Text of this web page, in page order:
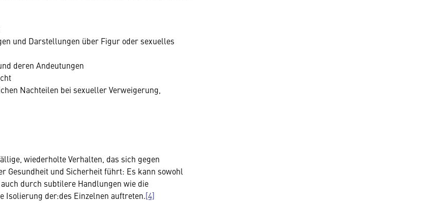
und Darstellungen über Figur oder sexuelles
deren Andeutungen
Nachteilen bei sexueller Verweigerung,
wiederholte Verhalten, das sich gegen
Gesundheit und Sicherheit führt: Es kann sowohl
durch subtilere Handlungen wie die
Isolierung der:des Einzelnen auftreten.[4]